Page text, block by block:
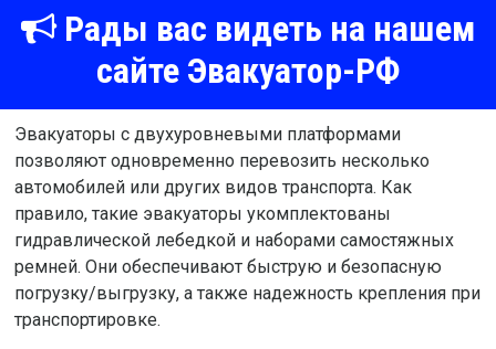
Рады вас видеть на нашем
сайте Эвакуатор-РФ
Эвакуаторы с двухуровневыми платформами
позволяют одновременно перевозить несколько
автомобилей или других видов транспорта. Как
правило, такие эвакуаторы укомплектованы
гидравлической лебедкой и наборами самостяжных
ремней. Они обеспечивают быструю и безопасную
погрузку/выгрузку, а также надежность крепления при
транспортировке.